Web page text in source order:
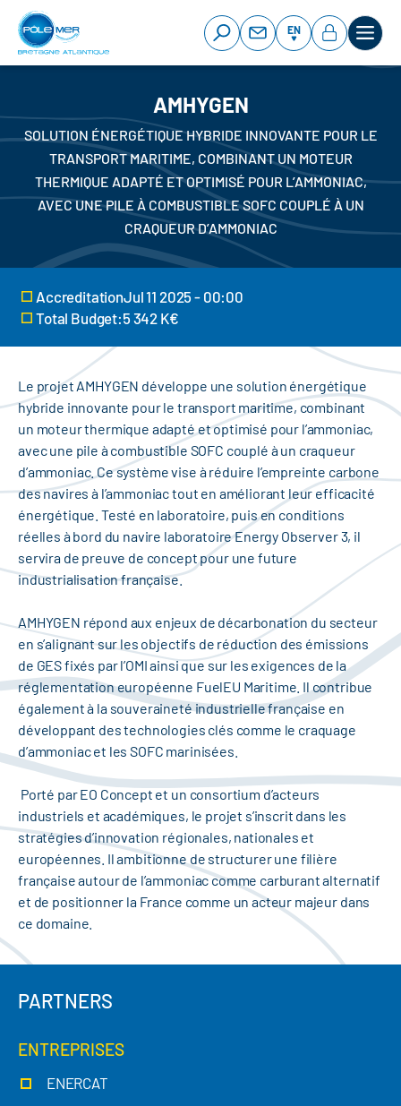
Cookies management panel
Skip
main
EN
AMHYGEN
SOLUTION ÉNERGÉTIQUE HYBRIDE INNOVANTE POUR LE
TRANSPORT MARITIME, COMBINANT UN MOTEUR
THERMIQUE ADAPTÉ ET OPTIMISÉ POUR L’AMMONIAC,
AVEC UNE PILE À COMBUSTIBLE SOFC COUPLÉ À UN
CRAQUEUR D’AMMONIAC
AccreditationJul 11 2025 - 00:00
Total Budget:5 342 K€
Le projet AMHYGEN développe une solution énergétique
hybride innovante pour le transport maritime, combinant
un moteur thermique adapté et optimisé pour l’ammoniac,
avec une pile à combustible SOFC couplé à un craqueur
d’ammoniac. Ce système vise à réduire l’empreinte carbone
des navires à l’ammoniac tout en améliorant leur efficacité
énergétique. Testé en laboratoire, puis en conditions
réelles à bord du navire laboratoire Energy Observer 3, il
servira de preuve de concept pour une future
industrialisation française.
AMHYGEN répond aux enjeux de décarbonation du secteur
en s’alignant sur les objectifs de réduction des émissions
de GES fixés par l’OMI ainsi que sur les exigences de la
réglementation européenne FuelEU Maritime. Il contribue
également à la souveraineté industrielle française en
développant des technologies clés comme le craquage
d’ammoniac et les SOFC marinisées.
Porté par EO Concept et un consortium d’acteurs
industriels et académiques, le projet s’inscrit dans les
stratégies d’innovation régionales, nationales et
européennes. Il ambitionne de structurer une filière
française autour de l’ammoniac comme carburant alternatif
et de positionner la France comme un acteur majeur dans
ce domaine.
PARTNERS
ENTREPRISES
ENERCAT